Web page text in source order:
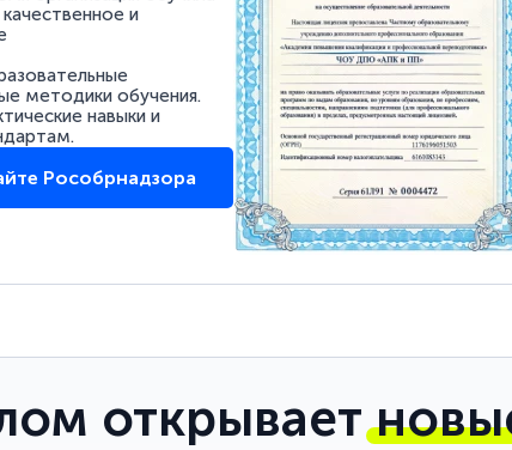
и
методики обучения.
навыки и
Рособрнадзора
открывает